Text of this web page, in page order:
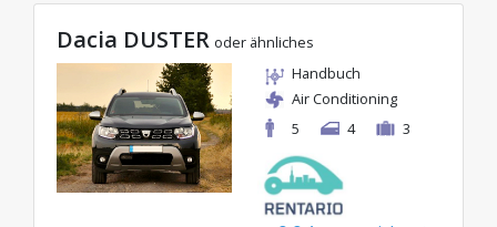
aus der gewählten Kategorie wählen, mit
attraktiven Preisen ab nur 29€/Tag.
Dacia DUSTER oder ähnliches
Handbuch
Air Conditioning
5
4 3